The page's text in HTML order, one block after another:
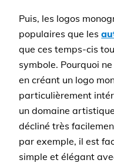
Puis, les logos
populaires que les
que ces temps-cis
symbole. Pourquoi
en créant un logo
particulièrement
un domaine
décliné très
par exemple, il est
simple et élégant